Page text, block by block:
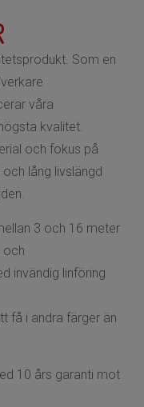
Som en
våra
kvalitet.
och fokus på
lång livslängd
3 och 16 meter
och
invändig linföring
få i andra färger än
10 års garanti mot